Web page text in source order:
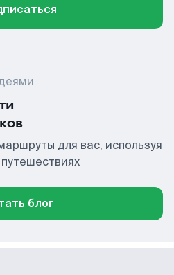
для вас, используя
блог